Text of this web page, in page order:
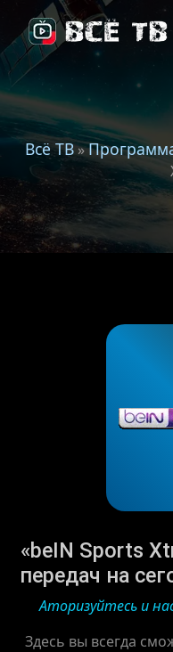
Всё ТВ»
«beIN Sports
передач на
Аторизуйтесь и
Здесь вы всегда